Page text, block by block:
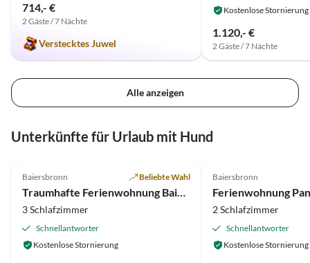
714,- €
2 Gäste / 7 Nächte
Verstecktes Juwel
Kostenlose Stornierung
1.120,- €
2 Gäste / 7 Nächte
Alle anzeigen
Unterkünfte für Urlaub mit Hund
Baiersbronn Beliebte Wahl
Traumhafte Ferienwohnung Baiersbronn
3 Schlafzimmer
Schnellantworter
Kostenlose Stornierung
Baiersbronn
2 Schlafzimmer
Schnellantworter
Kostenlose Stornierung